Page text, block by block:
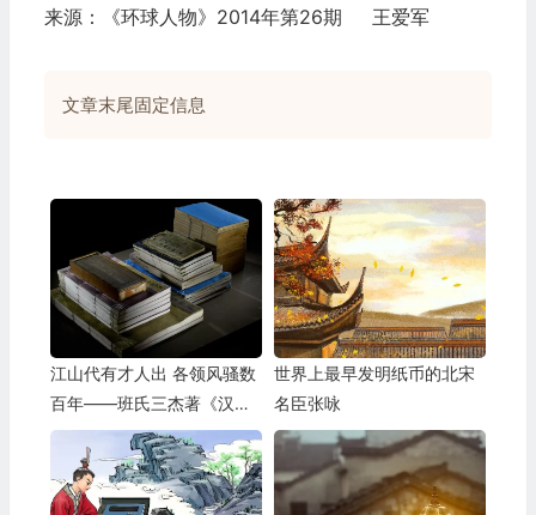
来源：《环球人物》2014年第26期 王爱军
文章末尾固定信息
江山代有才人出 各领风骚数
百年——班氏三杰著《汉
书》 11
世界上最早发明纸币的北宋
名臣张咏